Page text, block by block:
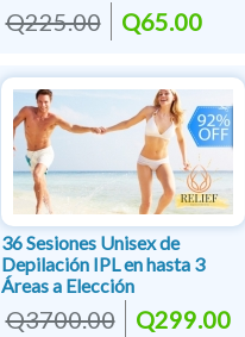
Q225.00 Q65.00
36 Sesiones Unisex de
Depilación IPL en hasta 3
Áreas a Elección
Q3700.00 Q299.00